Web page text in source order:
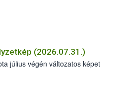
(2026.07.31.)
július végén változatos képet